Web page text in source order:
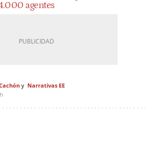
agentes
Narrativas EE